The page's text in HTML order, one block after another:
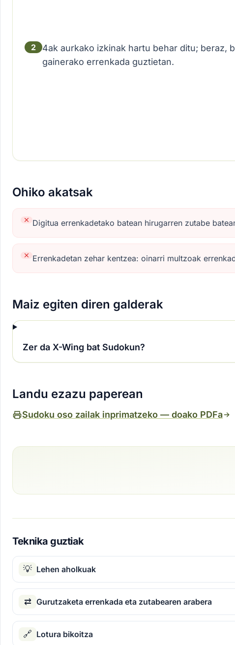
2
4ak aurkako izkinak hartu behar ditu; beraz,
gainerako errenkada guztietan.
Ohiko akatsak
Digitua errenkadetako batean hirugarren zutabe
Errenkadetan zehar kentzea: oinarri multzoak
Maiz egiten diren galderak
Zer da X-Wing bat Sudokun?
Landu ezazu paperean
Sudoku oso zailak inprimatzeko — doako PDFa
Teknika guztiak
💡 Lehen aholkuak
⇄ Gurutzaketa errenkada eta zutabearen arabera
🔗 Lotura bikoitza